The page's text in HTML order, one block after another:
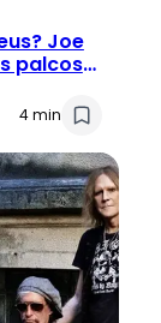
Joe
palcos
4 min